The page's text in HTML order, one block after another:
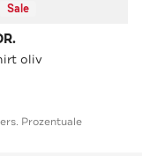
Sale
oliv
Prozentuale